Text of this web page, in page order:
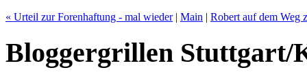
« Urteil zur Forenhaftung - mal wieder| Main | Robert auf dem Weg
Bloggergrillen Stuttgart/